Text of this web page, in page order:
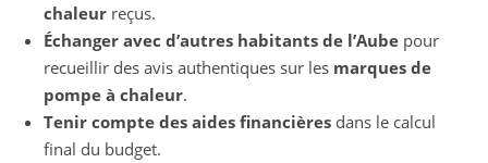
chaleur reçus.
Échanger avec d’autres habitants de l’Aube pour
recueillir des avis authentiques sur les marques de
pompe à chaleur.
Tenir compte des aides financières dans le calcul
final du budget.